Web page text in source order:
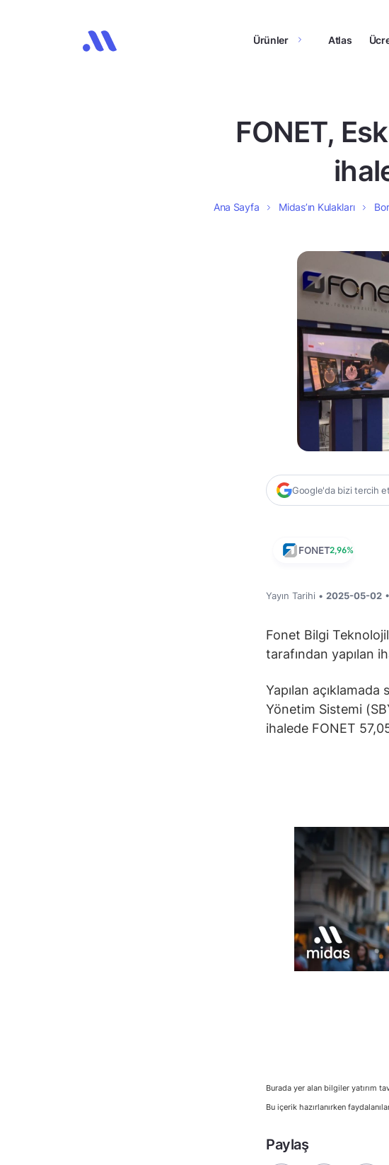
Ürünler Atlas
FONET,
Ana Sayfa Midas’ın Kulakları
Google'da bizi tercih et
FONET2,96%
Yayın Tarihi • 2025-05-02
Fonet Bilgi
tarafından yapılan
Yapılan
Yönetim Sistemi
ihalede FONET
Burada yer alan bilgiler yatırım
Bu içerik hazırlanırken
Paylaş